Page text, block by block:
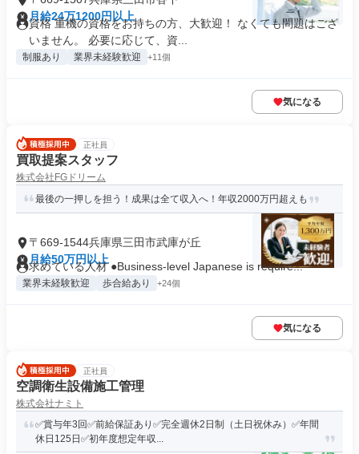
月給24万1200円以上
資格 重機の資格をお持ちの方、大歓迎！ なくても問題はござ
いません。 必要に応じて、資...
制服あり 業界未経験歓迎 +11個
気になる
正社員
買取提案スタッフ
株式会社FGドリーム
最後の一押しを担う！成果は全て収入へ！年収2000万円超えも
〒669-1544兵庫県三田市武庫が丘
月給50万円以上
求めている人材 ●Business-level Japanese is require...
業界未経験歓迎 歩合給あり +24個
気になる
正社員
空調衛生設備施工管理
株式会社ナミト
✅賞与年3回✅前給保証あり✅完全週休2日制（土日祝休み）✅年間
休日125日✅初年度想定年収...